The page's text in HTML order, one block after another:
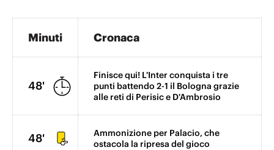
Minuti Cronaca
48'
Finisce qui! L'Inter conquista i tre
punti battendo 2-1 il Bologna grazie
alle reti di Perisic e D'Ambrosio
48'
Ammonizione per Palacio, che
ostacola la ripresa del gioco